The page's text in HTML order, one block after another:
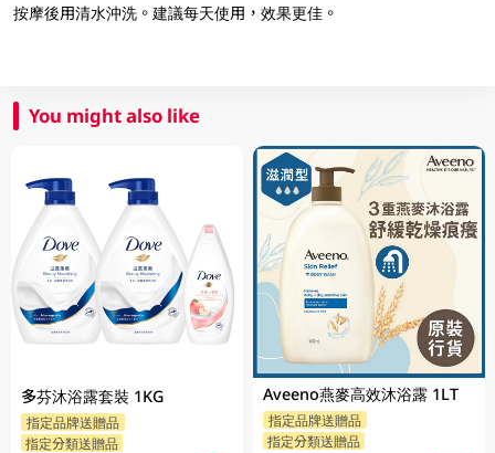
按摩後用清水沖洗。建議每天使用，效果更佳。
You might also like
多芬沐浴露套裝 1KG
指定品牌送贈品
指定分類送贈品
Aveeno燕麥高效沐浴露 1LT
指定品牌送贈品
指定分類送贈品